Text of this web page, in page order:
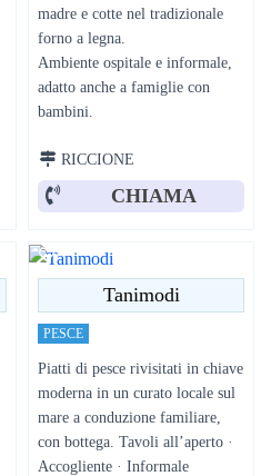
madre e cotte nel tradizionale
forno a legna.
Ambiente ospitale e informale,
adatto anche a famiglie con
bambini.
RICCIONE
CHIAMA
Tanimodi
PESCE
Piatti di pesce rivisitati in chiave
moderna in un curato locale sul
mare a conduzione familiare,
con bottega. Tavoli all’aperto ·
Accogliente · Informale